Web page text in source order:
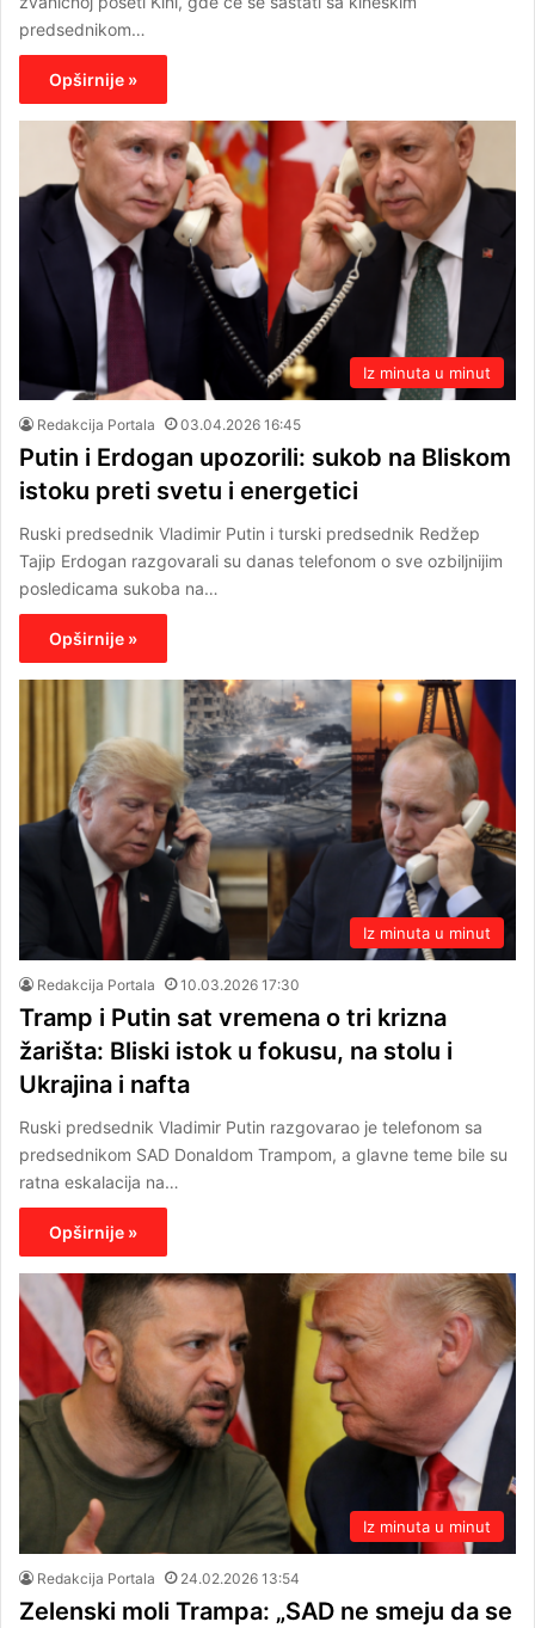
predsednikom…
Opširnije »
Iz minuta u minut
Redakcija Portala 03.04.2026 16:45
Putin i Erdogan upozorili: sukob na Bliskom
istoku preti svetu i energetici
Ruski predsednik Vladimir Putin i turski predsednik Redžep
Tajip Erdogan razgovarali su danas telefonom o sve ozbiljnijim
posledicama sukoba na…
Opširnije »
Iz minuta u minut
Redakcija Portala 10.03.2026 17:30
Tramp i Putin sat vremena o tri krizna
žarišta: Bliski istok u fokusu, na stolu i
Ukrajina i nafta
Ruski predsednik Vladimir Putin razgovarao je telefonom sa
predsednikom SAD Donaldom Trampom, a glavne teme bile su
ratna eskalacija na…
Opširnije »
Iz minuta u minut
Redakcija Portala 24.02.2026 13:54
Zelenski moli Trampa: „SAD ne smeju da se